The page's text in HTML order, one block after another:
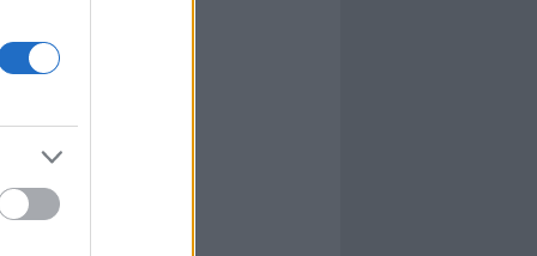
TV
Takács Gábor
sorozat